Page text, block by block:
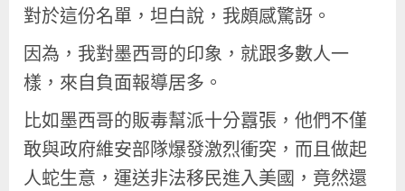
對於這份名單，坦白說，我頗感驚訝。
因為，我對墨西哥的印象，就跟多數人一
樣，來自負面報導居多。
比如墨西哥的販毒幫派十分囂張，他們不僅
敢與政府維安部隊爆發激烈衝突，而且做起
人蛇生意，運送非法移民進入美國，竟然還